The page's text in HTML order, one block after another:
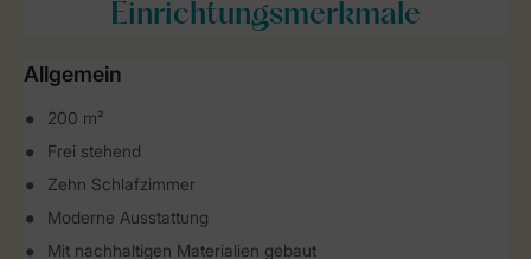
Einrichtungsmerkmale
Allgemein
200 m²
Frei stehend
Zehn Schlafzimmer
Moderne Ausstattung
Mit nachhaltigen Materialien gebaut